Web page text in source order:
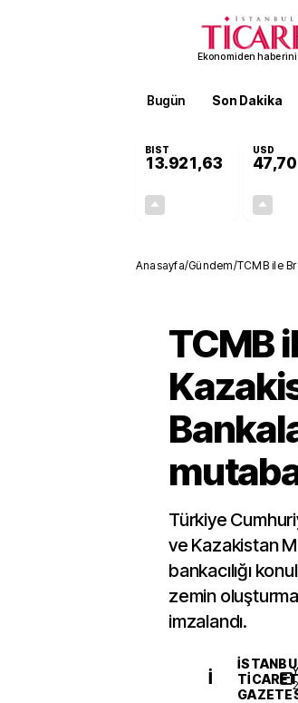
Ekonomiden
Bugün Son Dakika
BIST
13.921,63
USD
47,70
Anasayfa/Gündem/TCMB ile
TCMB
Türkiye
ve Kazakistan
bankacılığı
zemin
imzalandı.
İ
TICARET